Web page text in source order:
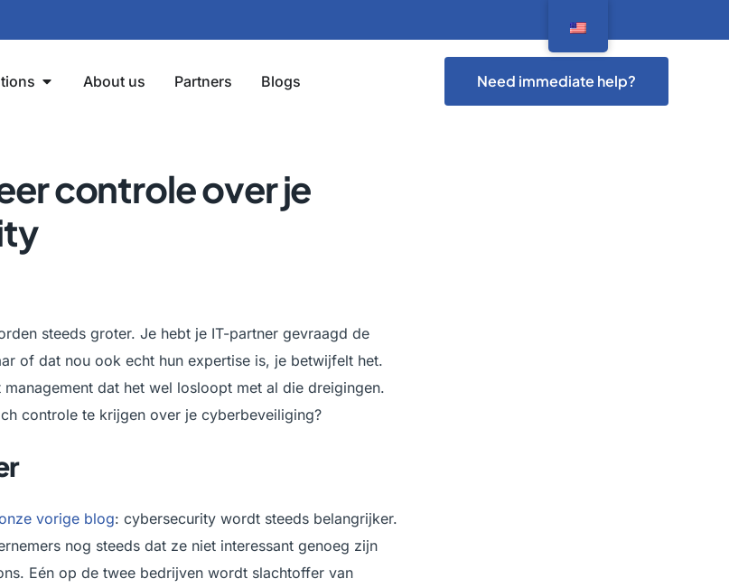
About us Partners Blogs Need immediate help?
controle over je
steeds groter. Je hebt je IT-partner gevraagd de
of dat nou ook echt hun expertise is, je betwijfelt het.
dat het wel losloopt met al die dreigingen.
controle te krijgen over je cyberbeveiliging?
vorige blog: cybersecurity wordt steeds belangrijker.
nog steeds dat ze niet interessant genoeg zijn
Eén op de twee bedrijven wordt slachtoffer van